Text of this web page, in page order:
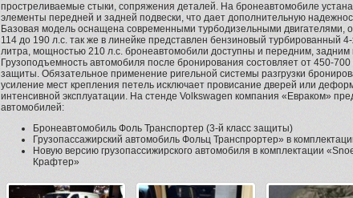
простреливаемые стыки, сопряжения деталей. На бронеавтомобиле
элементы передней и задней подвески, что дает дополнительную
Базовая модель оснащена современными турбодизельными двигателями,
114 до 190 л.с. так же в линейке представлен бензиновый турбированный
литра, мощностью 210 л.с. бронеавтомобили доступны и передним,
Грузоподъемность автомобиля после бронирования состовляет от 450-700
защиты. Обязательное применение ригельной системы разгрузки
усиление мест крепления петель исключает провисание дверей или
интенсивной эксплуатации. На стенде Volkswagen компания «Евраком»
автомобилей:
Бронеавтомобиль Фоль Транспортер (3-й класс защиты)
Грузопассажирский автомобиль Фольц Транспрортер» в
Новую версию грузопассижирского автомобиля в комплектации
Крафтер»